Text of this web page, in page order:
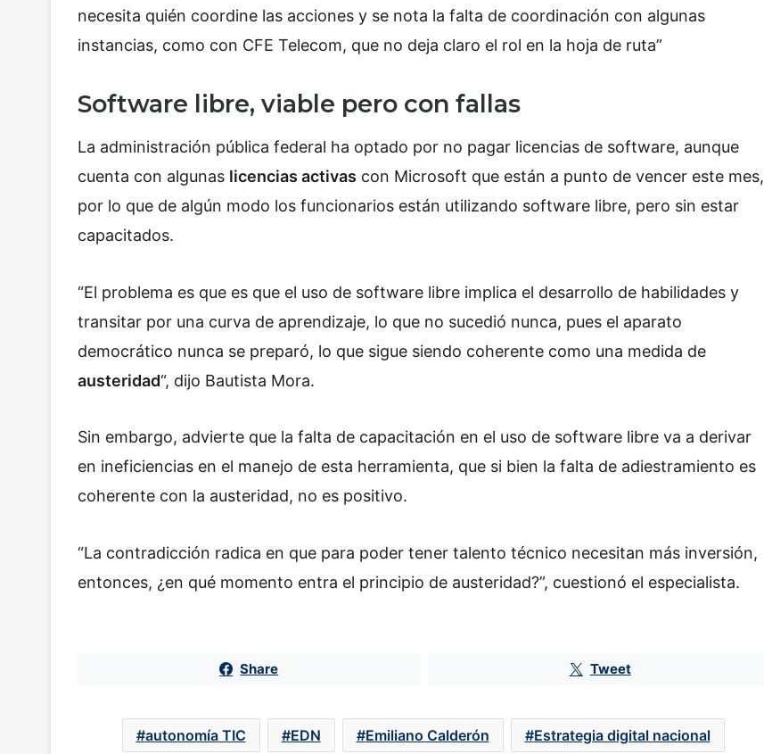
necesita quién coordine las acciones y se nota la falta de coordinación con algunas
instancias, como con CFE Telecom, que no deja claro el rol en la hoja de ruta”
Software libre, viable pero con fallas
La administración pública federal ha optado por no pagar licencias de software, aunque
cuenta con algunas licencias activas con Microsoft que están a punto de vencer este mes,
por lo que de algún modo los funcionarios están utilizando software libre, pero sin estar
capacitados.
“El problema es que es que el uso de software libre implica el desarrollo de habilidades y
transitar por una curva de aprendizaje, lo que no sucedió nunca, pues el aparato
democrático nunca se preparó, lo que sigue siendo coherente como una medida de
austeridad“, dijo Bautista Mora.
Sin embargo, advierte que la falta de capacitación en el uso de software libre va a derivar
en ineficiencias en el manejo de esta herramienta, que si bien la falta de adiestramiento es
coherente con la austeridad, no es positivo.
“La contradicción radica en que para poder tener talento técnico necesitan más inversión,
entonces, ¿en qué momento entra el principio de austeridad?”, cuestionó el especialista.
Share Tweet
autonomía TIC EDN Emiliano Calderón Estrategia digital nacional
con su regreso al 5G